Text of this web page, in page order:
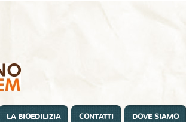
LA BIOEDILIZIA CONTATTI DOVE SIAMO